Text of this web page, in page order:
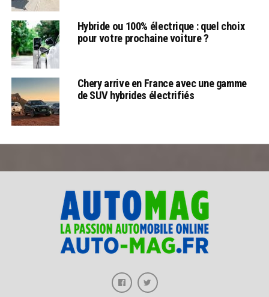
Hybride ou 100% électrique : quel choix
pour votre prochaine voiture ?
Chery arrive en France avec une gamme
de SUV hybrides électrifiés